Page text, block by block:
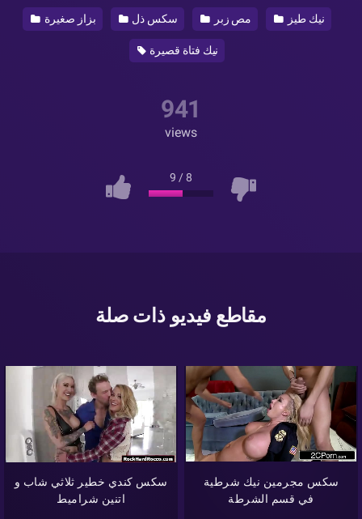
بزاز صغيرة سكس ذل مص زبر نيك طيز
نيك فتاة قصيرة
941
views
9 /8
مقاطع فيديو ذات صلة
سكس كندي خطير ثلاثي شاب و
اتنين شراميط
سكس مجرمين نيك شرطية
في قسم الشرطة